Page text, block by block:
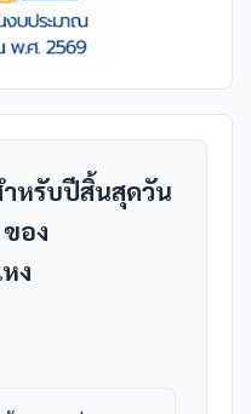
ำหรับปีสิ้นสุดวัน
อง
ง